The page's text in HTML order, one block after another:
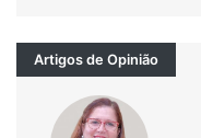
Artigos de Opinião